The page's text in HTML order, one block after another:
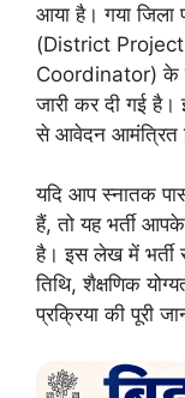
आया है। गया जिला
(District
Coordinator) के
जारी कर दी गई है।
से आवेदन आमंत्रित
यदि आप स्नातक
हैं, तो यह भर्ती
है। इस लेख में भर्ती
तिथि, शैक्षणिक
प्रक्रिया की पूरी